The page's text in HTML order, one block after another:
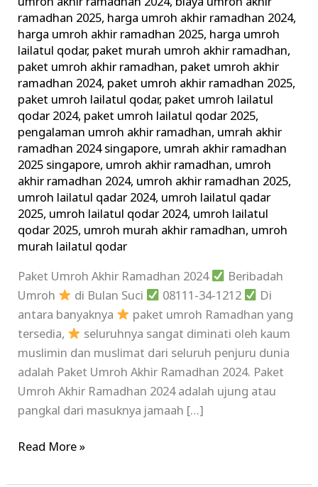
ramadhan 2025, harga umroh akhir ramadhan 2024,
harga umroh akhir ramadhan 2025, harga umroh
lailatul qodar, paket murah umroh akhir ramadhan,
paket umroh akhir ramadhan, paket umroh akhir
ramadhan 2024, paket umroh akhir ramadhan 2025,
paket umroh lailatul qodar, paket umroh lailatul
qodar 2024, paket umroh lailatul qodar 2025,
pengalaman umroh akhir ramadhan, umrah akhir
ramadhan 2024 singapore, umrah akhir ramadhan
2025 singapore, umroh akhir ramadhan, umroh
akhir ramadhan 2024, umroh akhir ramadhan 2025,
umroh lailatul qadar 2024, umroh lailatul qadar
2025, umroh lailatul qodar 2024, umroh lailatul
qodar 2025, umroh murah akhir ramadhan, umroh
murah lailatul qodar
Paket Umroh Akhir Ramadhan 2024
Beribadah
Umroh
di Bulan Suci 08111-34-1212
Di
antara banyaknya
paket umroh Ramadhan yang
tersedia,
seluruhnya sangat diminati oleh kaum
muslimin dan muslimat dari seluruh penjuru dunia
adalah Paket Umroh Akhir Ramadhan 2024. Paket
Umroh Akhir Ramadhan 2024 adalah ujung atau
pangkal dari masuknya jamaah […]
Umroh
di
Bulan
Suci
Read More »